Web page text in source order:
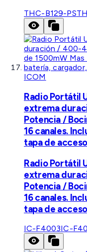
THC-B129-PS
ICOM
Radio Portátil
extrema
Potencia /
16 canales.
tapa de
Radio Portátil
extrema
Potencia /
16 canales.
tapa de
IC-F4003IC-